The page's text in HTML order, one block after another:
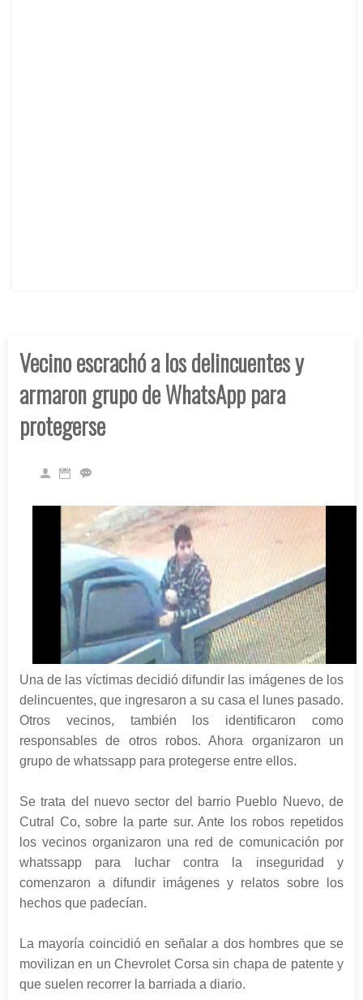
Vecino escrachó a los delincuentes y
armaron grupo de WhatsApp para
protegerse
Una de las víctimas decidió difundir las imágenes de los
delincuentes, que ingresaron a su casa el lunes pasado.
Otros vecinos, también los identificaron como
responsables de otros robos. Ahora organizaron un
grupo de whatssapp para protegerse entre ellos.
Se trata del nuevo sector del barrio Pueblo Nuevo, de
Cutral Co, sobre la parte sur. Ante los robos repetidos
los vecinos organizaron una red de comunicación por
whatssapp para luchar contra la inseguridad y
comenzaron a difundir imágenes y relatos sobre los
hechos que padecían.
La mayoría coincidió en señalar a dos hombres que se
movilizan en un Chevrolet Corsa sin chapa de patente y
que suelen recorrer la barriada a diario.